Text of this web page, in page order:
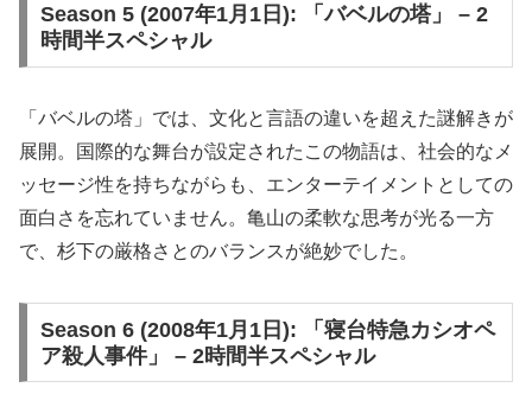
Season 5 (2007年1月1日): 「バベルの塔」 – 2
時間半スペシャル
「バベルの塔」では、文化と言語の違いを超えた謎解きが
展開。国際的な舞台が設定されたこの物語は、社会的なメ
ッセージ性を持ちながらも、エンターテイメントとしての
面白さを忘れていません。亀山の柔軟な思考が光る一方
で、杉下の厳格さとのバランスが絶妙でした。
Season 6 (2008年1月1日): 「寝台特急カシオペ
ア殺人事件」 – 2時間半スペシャル